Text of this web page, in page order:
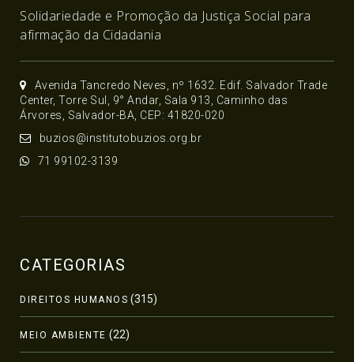
Solidariedade e Promoção da Justiça Social para
afirmação da Cidadania
Avenida Tancredo Neves, nº 1632. Edif. Salvador Trade
Center, Torre Sul, 9° Andar, Sala 913, Caminho das
Árvores, Salvador-BA, CEP: 41820-020
buzios@institutobuzios.org.br
71 99102-3139
CATEGORIAS
DIREITOS HUMANOS (315)
MEIO AMBIENTE (22)